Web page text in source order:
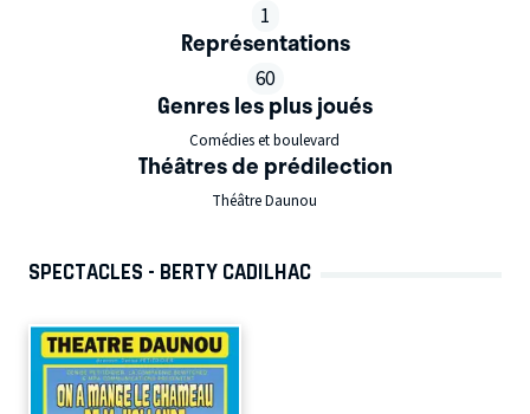
1
Représentations
60
Genres les plus joués
Comédies et boulevard
Théâtres de prédilection
Théâtre Daunou
SPECTACLES - BERTY CADILHAC